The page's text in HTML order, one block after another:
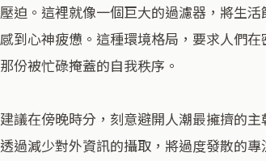
壓迫。這裡就像一個巨大的過濾器，將生
感到心神疲憊。這種環境格局，要求人們
那份被忙碌掩蓋的自我秩序。
建議在傍晚時分，刻意避開人潮最擁擠的
透過減少對外資訊的攝取，將過度發散的